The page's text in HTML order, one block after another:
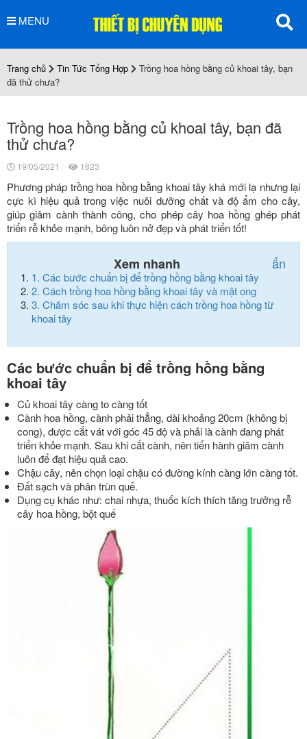
MENU
Trang chủ Tin Tức Tổng Hợp
Trồng hoa hồng bằng củ khoai tây, bạn
đã thử chưa?
Trồng hoa hồng bằng củ khoai tây, bạn đã
thử chưa?
19/05/2021 1823
Phương pháp trồng hoa hồng bằng khoai tây khá mới lạ nhưng lại
cực kì hiệu quả trong việc nuôi dưỡng chất và độ ẩm cho cây,
giúp giâm cành thành công, cho phép cây hoa hồng ghép phát
triển rễ khỏe mạnh, bông luôn nở đẹp và phát triển tốt!
Xem nhanh ẩn
1. Các bước chuẩn bị để trồng hồng bằng khoai tây
2. Cách trồng hoa hồng bằng khoai tây và mật ong
3. Chăm sóc sau khi thực hiện cách trồng hoa hồng từ
khoai tây
Các bước chuẩn bị để trồng hồng bằng
khoai tây
Củ khoai tây càng to càng tốt
Cành hoa hồng, cành phải thẳng, dài khoảng 20cm (không bị
cong), được cắt vát với góc 45 độ và phải là cành đang phát
triển khỏe mạnh. Sau khi cắt cành, nên tiến hành giâm cành
luôn để đạt hiệu quả cao.
Chậu cây, nên chọn loại chậu có đường kính càng lớn càng tốt.
Đất sạch và phân trùn quế.
Dụng cụ khác như: chai nhựa, thuốc kích thích tăng trưởng rễ
cây hoa hồng, bột quế